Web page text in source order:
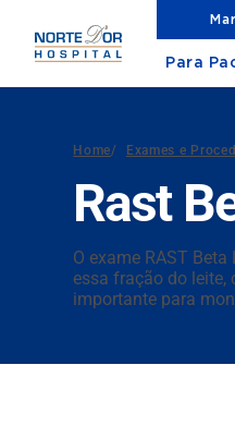
Para
Home/ Exames e
Rast
O exame RAST
essa fração do leite,
importante para